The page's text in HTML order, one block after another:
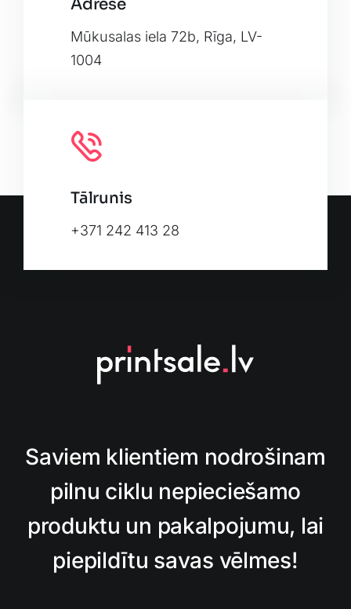
OpenStreetMap, under ODbL.
Adrese
Mūkusalas iela 72b, Rīga, LV-
1004
Tālrunis
+371 242 413 28
Saviem klientiem nodrošinam
pilnu ciklu nepieciešamo
produktu un pakalpojumu, lai
piepildītu savas vēlmes!